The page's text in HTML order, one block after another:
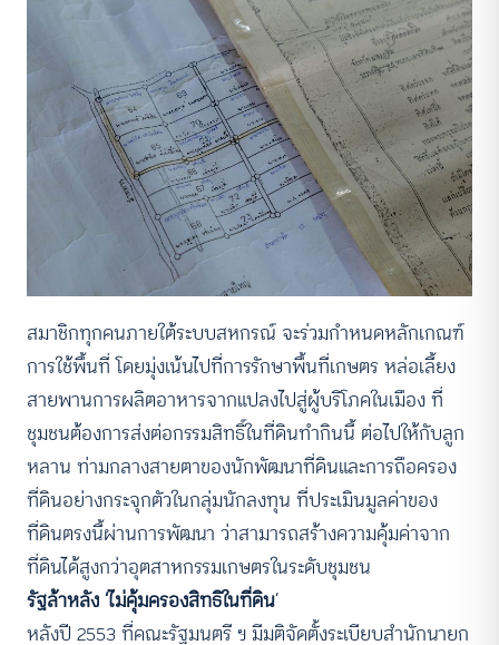
สมาชิกทุกคนภายใต้ระบบสหกรณ์ จะร่วมกำหนดหลักเกณฑ์
การใช้พื้นที่ โดยมุ่งเน้นไปที่การรักษาพื้นที่เกษตร หล่อเลี้ยง
สายพานการผลิตอาหารจากแปลงไปสู่ผู้บริโภคในเมือง ที่
ชุมชนต้องการส่งต่อกรรมสิทธิ์ในที่ดินทำกินนี้ ต่อไปให้กับลูก
หลาน ท่ามกลางสายตาของนักพัฒนาที่ดินและการถือครอง
ที่ดินอย่างกระจุกตัวในกลุ่มนักลงทุน ที่ประเมินมูลค่าของ
ที่ดินตรงนี้ผ่านการพัฒนา ว่าสามารถสร้างความคุ้มค่าจาก
ที่ดินได้สูงกว่าอุตสาหกรรมเกษตรในระดับชุมชน
รัฐล้าหลัง ‘ไม่คุ้มครองสิทธิในที่ดิน‘
หลังปี 2553 ที่คณะรัฐมนตรี ฯ มีมติจัดตั้งระเบียบสำนักนายก